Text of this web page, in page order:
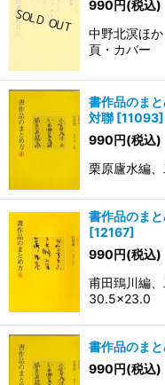
並び順
990円(税込)
中野北溟ほ
頁・カバー
書作品のま
対聯 [11093]
990円(税込)
栗原廬水編
書作品のま
[12167]
990円(税込)
甫田鵄川編
30.5×23.0
書作品のま
990円(税込)